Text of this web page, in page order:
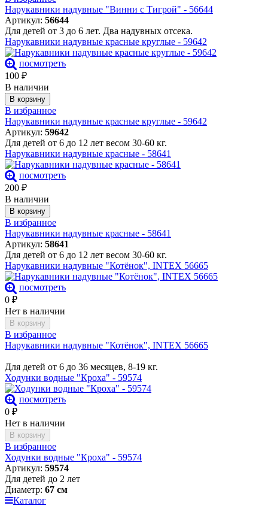
Нарукавники надувные "Винни с Тигрой" - 56644
Артикул: 56644
Для детей от 3 до 6 лет. Два надувных отсека.
Нарукавники надувные красные круглые - 59642
посмотреть
100 ₽
В наличии
В корзину
В избранное
Нарукавники надувные красные круглые - 59642
Артикул: 59642
Для детей от 6 до 12 лет весом 30-60 кг.
Нарукавники надувные красные - 58641
посмотреть
200 ₽
В наличии
В корзину
В избранное
Нарукавники надувные красные - 58641
Артикул: 58641
Для детей от 6 до 12 лет весом 30-60 кг.
Нарукавники надувные "Котёнок", INTEX 56665
посмотреть
0 ₽
Нет в наличии
В корзину
В избранное
Нарукавники надувные "Котёнок", INTEX 56665
Для детей от 6 до 36 месяцев, 8-19 кг.
Ходунки водные "Кроха" - 59574
посмотреть
0 ₽
Нет в наличии
В корзину
В избранное
Ходунки водные "Кроха" - 59574
Артикул: 59574
Для детей до 2 лет
Диаметр: 67 см
Каталог